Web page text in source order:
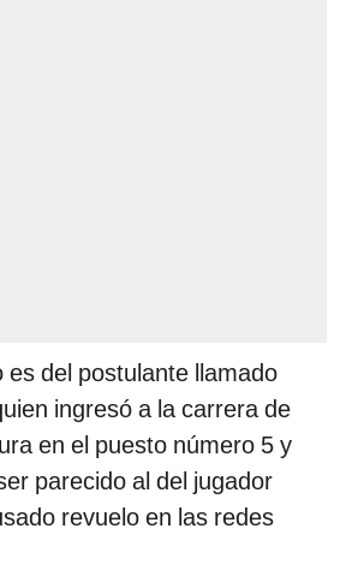
es del postulante llamado
ingresó a la carrera de
en el puesto número 5 y
parecido al del jugador
revuelo en las redes